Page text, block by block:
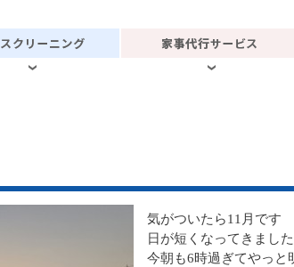
気がついたら11月です
日が短くなってきました
今朝も6時過ぎてやっと